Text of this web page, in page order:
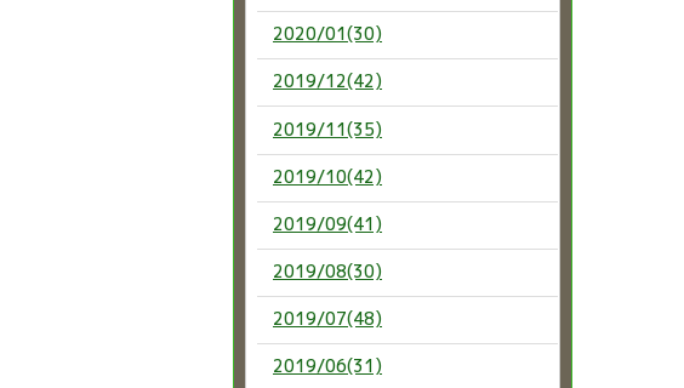
2020/01(30)
2019/12(42)
2019/11(35)
2019/10(42)
2019/09(41)
2019/08(30)
2019/07(48)
2019/06(31)